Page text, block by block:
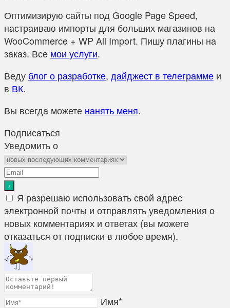
Оптимизирую сайты под Google Page Speed,
настраиваю импорты для больших магазинов на
WooCommerce + WP All Import. Пишу плагины на
заказ. Все мои услуги.
Веду блог о разработке, дайджест в телеграмме и
в ВК.
Вы всегда можете нанять меня.
Подписаться
Уведомить о
Я разрешаю использовать свой адрес
электронной почты и отправлять уведомления о
новых комментариях и ответах (вы можете
отказаться от подписки в любое время).
Имя*